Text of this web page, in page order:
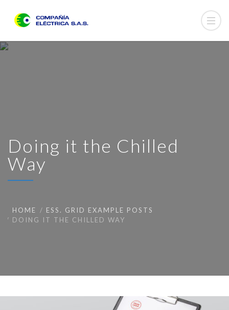
Doing it the Chilled
Way
HOME
ESS. GRID EXAMPLE POSTS
DOING IT THE CHILLED WAY